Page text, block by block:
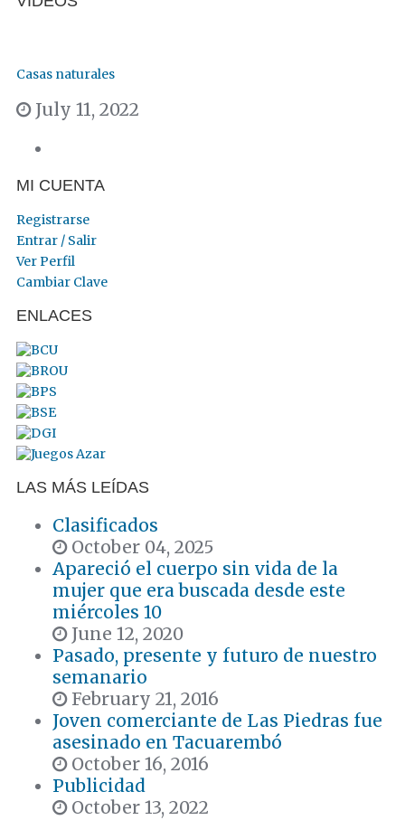
Casas naturales
July 11, 2022
MI CUENTA
Registrarse
Entrar / Salir
Ver Perfil
Cambiar Clave
ENLACES
LAS MÁS LEÍDAS
Clasificados
October 04, 2025
Apareció el cuerpo sin vida de la
mujer que era buscada desde este
miércoles 10
June 12, 2020
Pasado, presente y futuro de nuestro
semanario
February 21, 2016
Joven comerciante de Las Piedras fue
asesinado en Tacuarembó
October 16, 2016
Publicidad
October 13, 2022